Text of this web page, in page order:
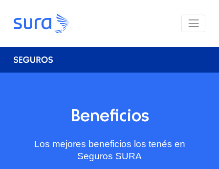
Beneficios
Los mejores beneficios los tenés en
Seguros SURA